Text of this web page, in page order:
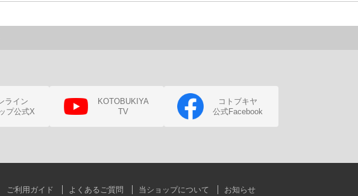
ライン
プ公式X
KOTOBUKIYA
TV
コトブキヤ
公式Facebook
ご利用ガイド よくあるご質問 当ショップについて お知らせ